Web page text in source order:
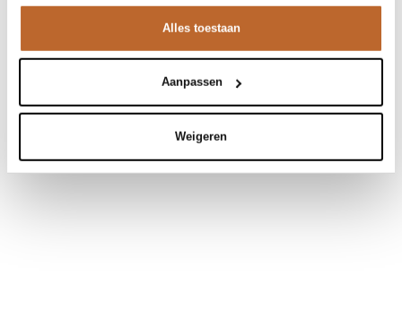
Alles toestaan
Aanpassen
Weigeren